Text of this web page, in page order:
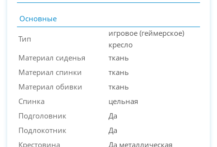
Основные
Тип
игровое (геймерское)
кресло
Материал сиденья
ткань
Материал спинки
ткань
Материал обивки
ткань
Спинка
цельная
Подголовник
Да
Подлокотник
Да
Крестовина
Да металлическая